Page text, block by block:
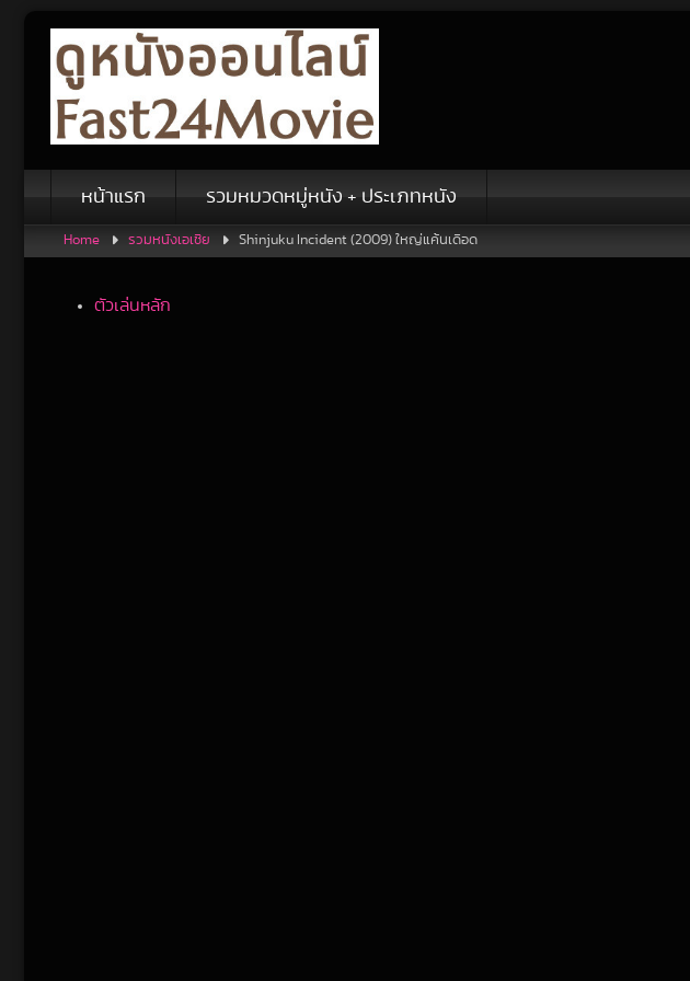
content
หน้าแรก รวมหมวดหมู่หนัง + ประเภทหนัง
Home รวมหนังเอเชีย Shinjuku Incident (2009) ใหญ่แค้นเดือด
ตัวเล่นหลัก